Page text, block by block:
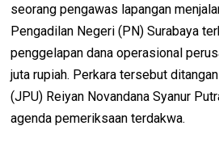
seorang pengawas lapangan
Pengadilan Negeri (PN) Surabaya
penggelapan dana operasional
juta rupiah. Perkara tersebut
(JPU) Reiyan Novandana Syanur
agenda pemeriksaan terdakwa.